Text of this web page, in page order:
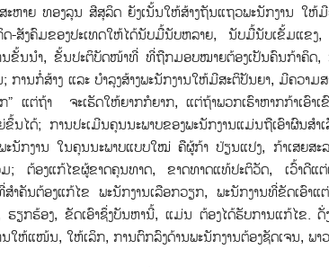
ທອງລຸນ ສີສຸລິດ ຍັງເນັ້ນໃຫ້ສ້າງຖັນແຖວພະນັກງານ ໃຫ້ມີຄ
ດ-ສັງຄົມຂອງປະເທດໃຫ້ໄດ້ນັບມື້ນັບຫລາຍ, ນັບມື້ນັບເຂັ້ມ
ນຂັ້ນນໍາ, ຂັ້ນປະຕິບັດໜ້າທີ່ ທີ່ຖືກມອບໝາຍຕ້ອງເປັນຄົນກ້າຄິດ,
; ການກ່ໍສ້າງ ແລະ ບຳລຸງສ້າງພະນັກງານໃຫ້ມີສະຕິປັນຍາ, ມີຄວ
” ແຕ່ຖ້າ ຈະເຮັດໃຫ້ຍາກກໍຍາກ, ແຕ່ຖ້າພວກເຮົາຫາກກ້າເອົາເ
ຂ້ຶນໄດ້; ການປະເມີນຄຸນນະພາບຂອງພະນັກງານແມ່ນຖືເອົາຜົນ
ະນັກງານ ໃນຄຸນນະພາບແບບໃໝ່ ຄືຜູ້ກ້າ ປ່ຽນແປງ, ກ້າເສຍ
; ຕ້ອງແກ້ໄຂຜູ້ຂາດຄຸນທາດ, ຂາດທາດແທ້ປະຕິວັດ, ເວົ້າດີແ
າຄັນຕ້ອງແກ້ໄຂ ພະນັກງານເລືອກວຽກ, ພະນັກງານທ່ີຂັດເອົາ
ຮຽກຮ້ອງ, ຂັດເອົາຊຶ່ງບັນຫານີ້, ແມ່ນ ຕ້ອງໄດ້ຮັບການແກ້ໄຂ.
ນໃຫ້ແໜ້ນ, ໃຫ້ເລິກ, ການຕົກລົງດ້ານພະນັກງານຕ້ອງຊັດເຈນ, ພາ